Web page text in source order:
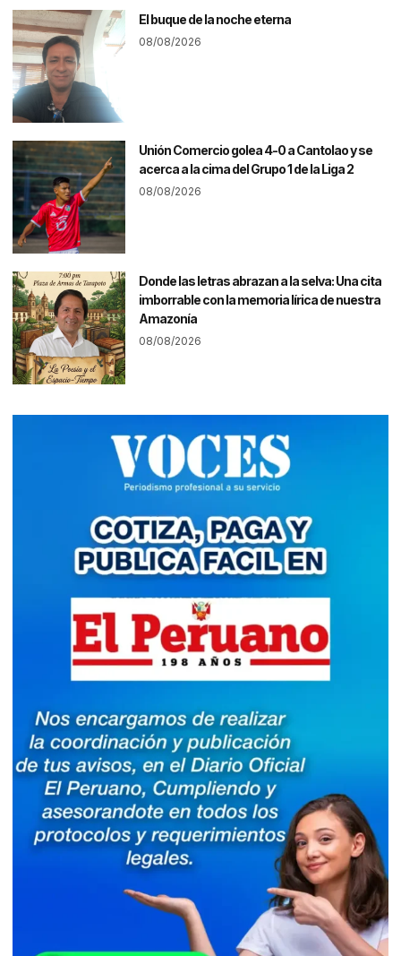
El buque de la noche eterna
08/08/2026
Unión Comercio golea 4-0 a Cantolao y se
acerca a la cima del Grupo 1 de la Liga 2
08/08/2026
Donde las letras abrazan a la selva: Una cita
imborrable con la memoria lírica de nuestra
Amazonía
08/08/2026